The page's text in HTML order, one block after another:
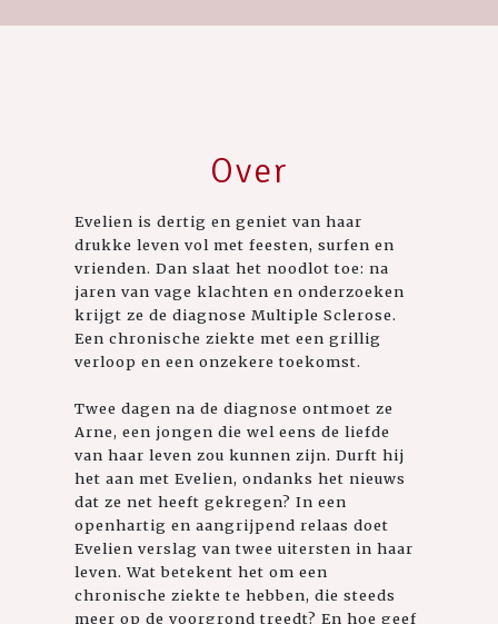
Over
Evelien is dertig en geniet van haar
drukke leven vol met feesten, surfen en
vrienden. Dan slaat het noodlot toe: na
jaren van vage klachten en onderzoeken
krijgt ze de diagnose Multiple Sclerose.
Een chronische ziekte met een grillig
verloop en een onzekere toekomst.
Twee dagen na de diagnose ontmoet ze
Arne, een jongen die wel eens de liefde
van haar leven zou kunnen zijn. Durft hij
het aan met Evelien, ondanks het nieuws
dat ze net heeft gekregen? In een
openhartig en aangrijpend relaas doet
Evelien verslag van twee uitersten in haar
leven. Wat betekent het om een
chronische ziekte te hebben, die steeds
meer op de voorgrond treedt? En hoe geef